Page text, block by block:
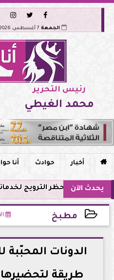



الجمعة
رئيس التحرير
محمد الغيطي
 أخبار حوادث أنا حوا TV
يحدث الآن
وحظر الترويج لخدماتها
مطبخ
2026-05-31 15:49:15
الدونات
طريقة لتحضيرها